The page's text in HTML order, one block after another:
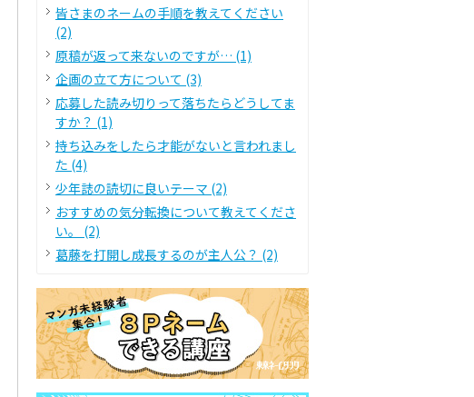
皆さまのネームの手順を教えてください
(2)
原稿が返って来ないのですが… (1)
企画の立て方について (3)
応募した読み切りって落ちたらどうしてま
すか？ (1)
持ち込みをしたら才能がないと言われまし
た (4)
少年誌の読切に良いテーマ (2)
おすすめの気分転換について教えてくださ
い。 (2)
葛藤を打開し成長するのが主人公？ (2)